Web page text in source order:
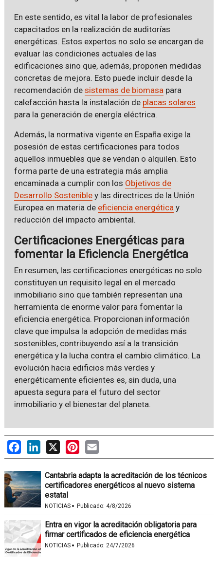
En este sentido, es vital la labor de profesionales
capacitados en la realización de auditorías
energéticas. Estos expertos no solo se encargan de
evaluar las condiciones actuales de las
edificaciones sino que, además, proponen medidas
concretas de mejora. Esto puede incluir desde la
recomendación de sistemas de biomasa para
calefacción hasta la instalación de placas solares
para la generación de energía eléctrica.
Además, la normativa vigente en España exige la
posesión de estas certificaciones para todos
aquellos inmuebles que se vendan o alquilen. Esto
forma parte de una estrategia más amplia
encaminada a cumplir con los Objetivos de
Desarrollo Sostenibley las directrices de la Unión
Europea en materia de eficiencia energética y
reducción del impacto ambiental.
Certificaciones Energéticas para
fomentar la Eficiencia Energética
En resumen, las certificaciones energéticas no solo
constituyen un requisito legal en el mercado
inmobiliario sino que también representan una
herramienta de enorme valor para fomentar la
eficiencia energética. Proporcionan información
clave que impulsa la adopción de medidas más
sostenibles, contribuyendo así a la transición
energética y la lucha contra el cambio climático. La
evolución hacia edificios más verdes y
energéticamente eficientes es, sin duda, una
apuesta segura para el futuro del sector
inmobiliario y el bienestar del planeta.
FacebookLinkedIn
X PinterestEmail
Cantabria adapta la acreditación de los técnicos
certificadores energéticos al nuevo sistema
estatal
NOTICIAS · Publicado: 4/8/2026
Entra en vigor la acreditación obligatoria para
firmar certificados de eficiencia energética
NOTICIAS · Publicado: 24/7/2026